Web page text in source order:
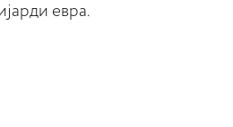
евра.